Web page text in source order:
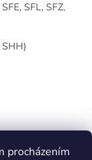
procházením
SFL, SFZ,